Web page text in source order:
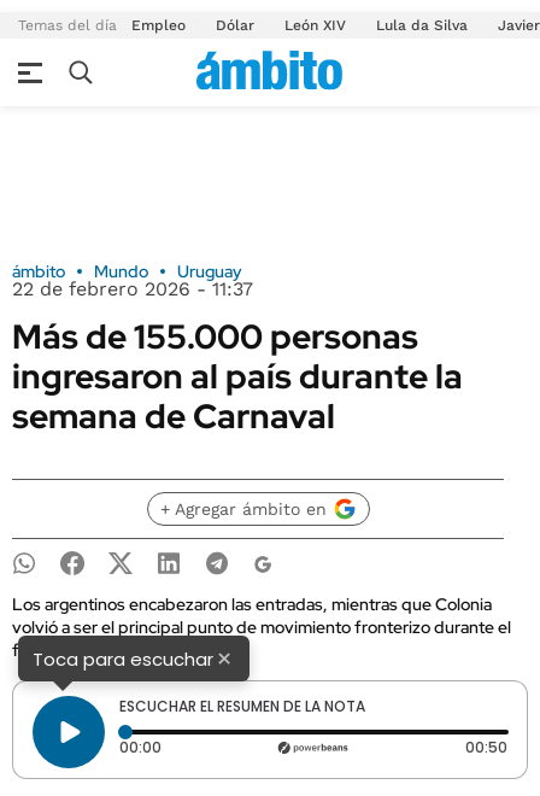
Temas del día Empleo Dólar León XIV Lula da Silva
ámbito Mundo Uruguay
22 de febrero 2026 - 11:37
Más de 155.000 personas
ingresaron al país durante la
semana de Carnaval
+ Agregar ámbito en
Los argentinos encabezaron las entradas, mientras que Colonia
volvió a ser el principal punto de movimiento fronterizo durante el
feriado.
Toca para escuchar×
ESCUCHAR EL RESUMEN DE LA NOTA
00:00 Tiempo transcurrido: 0 segundos 00:50